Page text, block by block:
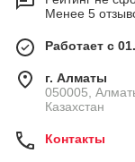
Менее 5
Работает с
г. Алматы
050005,
Казахстан
Контакты